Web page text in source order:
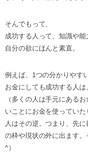
そんでもって、
成功する人って、知識や能
自分の欲にほんと素直。
例えば、1つの分かりやす
お金にしても成功する人は
（多くの人は手元にある
いことにお金を使ってい
人はその逆。つまり、先
の枠や現状の外に出ます
^）